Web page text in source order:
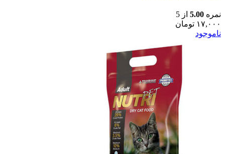
نمره 5.00 از 5
۱۷,۰۰۰ تومان
ناموجود